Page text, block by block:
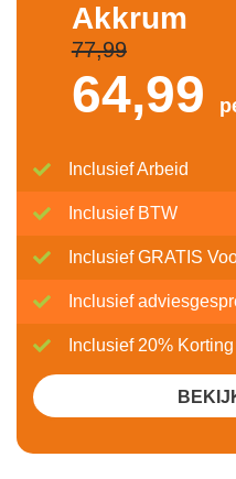
Akkrum
77,99
64,99
Inclusief Arbeid
Inclusief BTW
Inclusief GRATIS
Inclusief
Inclusief 20% Korting